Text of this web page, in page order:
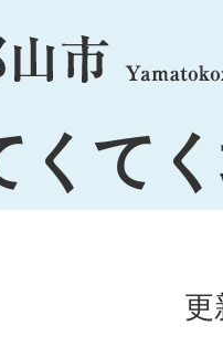
menu
くて
更